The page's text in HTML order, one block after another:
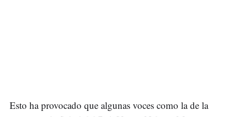
Esto ha provocado que algunas voces como la de la